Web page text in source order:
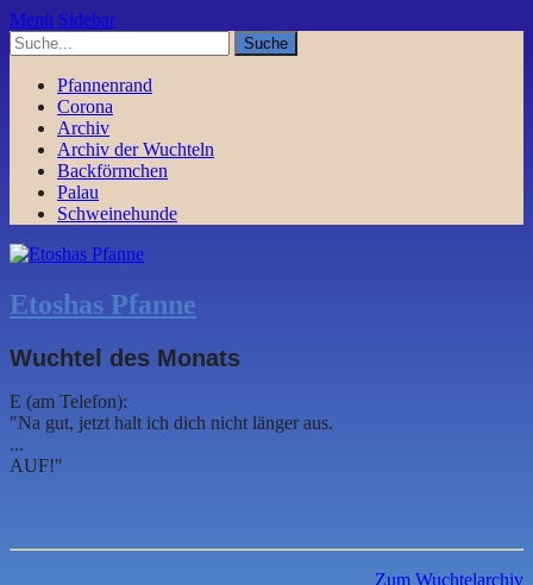
Menü Sidebar
Pfannenrand
Corona
Archiv
Archiv der Wuchteln
Backförmchen
Palau
Schweinehunde
Etoshas Pfanne
Wuchtel des Monats
E (am Telefon):
"Na gut, jetzt halt ich dich nicht länger aus.
...
AUF!"
Zum Wuchtelarchiv